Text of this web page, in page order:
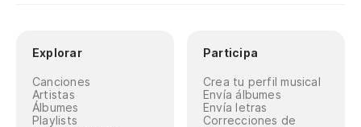
Explorar
Canciones
Artistas
Álbumes
Playlists
Participa
Crea tu perfil musical
Envía álbumes
Envía letras
Correcciones de